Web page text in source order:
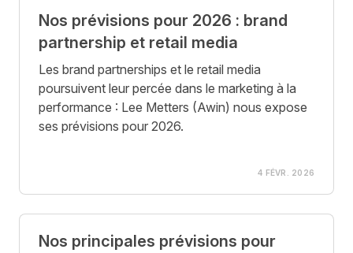
Nos prévisions pour 2026 : brand
partnership et retail media
Les brand partnerships et le retail media
poursuivent leur percée dans le marketing à la
performance : Lee Metters (Awin) nous expose
ses prévisions pour 2026.
4 FÉVR. 2026
Nos principales prévisions pour